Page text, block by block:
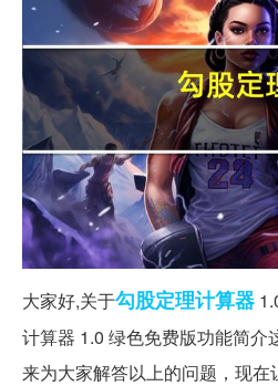
大家好,关于勾股定理计算器
计算器 1.0 绿色免费版功能简介
来为大家解答以上的问题，现在